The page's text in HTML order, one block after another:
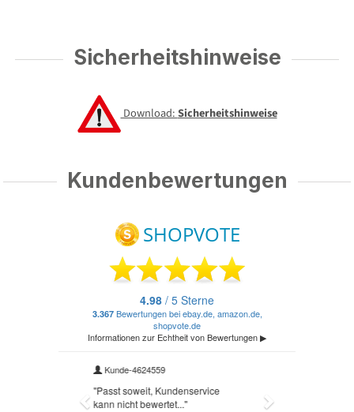
Sicherheitshinweise
Download:Sicherheitshinweise
Kundenbewertungen